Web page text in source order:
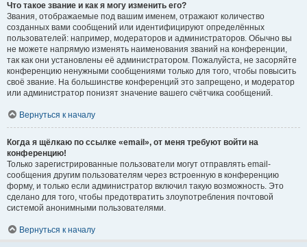
Что такое звание и как я могу изменить его?
Звания, отображаемые под вашим именем, отражают количество
созданных вами сообщений или идентифицируют определённых
пользователей: например, модераторов и администраторов. Обычно вы
не можете напрямую изменять наименования званий на конференции,
так как они установлены её администратором. Пожалуйста, не засоряйте
конференцию ненужными сообщениями только для того, чтобы повысить
своё звание. На большинстве конференций это запрещено, и модератор
или администратор понизят значение вашего счётчика сообщений.
Вернуться к началу
Когда я щёлкаю по ссылке «email», от меня требуют войти на
конференцию!
Только зарегистрированные пользователи могут отправлять email-
сообщения другим пользователям через встроенную в конференцию
форму, и только если администратор включил такую возможность. Это
сделано для того, чтобы предотвратить злоупотребления почтовой
системой анонимными пользователями.
Вернуться к началу